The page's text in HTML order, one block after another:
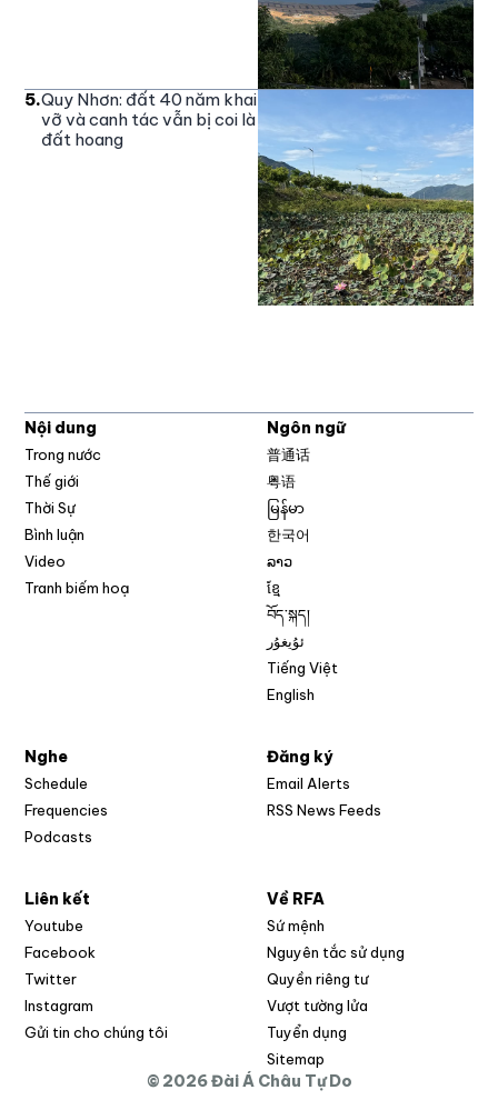
5.Quy Nhơn: đất 40 năm khai
vỡ và canh tác vẫn bị coi là
đất hoang
Nội dung
Trong nước
Thế giới
Thời Sự
Bình luận
Video
Tranh biếm hoạ
Ngôn ngữ
普通话
粤语
မြန်မာ
한국어
ລາວ
ខ្មែ
བོད་སྐད།
ئۇيغۇر
Tiếng Việt
English
Nghe
Schedule
Frequencies
Podcasts
Đăng ký
Email Alerts
RSS News Feeds
Liên kết
Youtube
Facebook
Twitter
Instagram
Gửi tin cho chúng tôi
Về RFA
Sứ mệnh
Nguyên tắc sử dụng
Quyền riêng tư
Vượt tường lửa
Tuyển dụng
Sitemap
© 2026 Đài Á Châu Tự Do